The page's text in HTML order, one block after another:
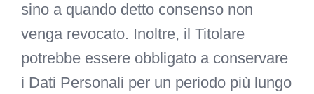
sino a quando detto consenso non
venga revocato. Inoltre, il Titolare
potrebbe essere obbligato a conservare
i Dati Personali per un periodo più lungo